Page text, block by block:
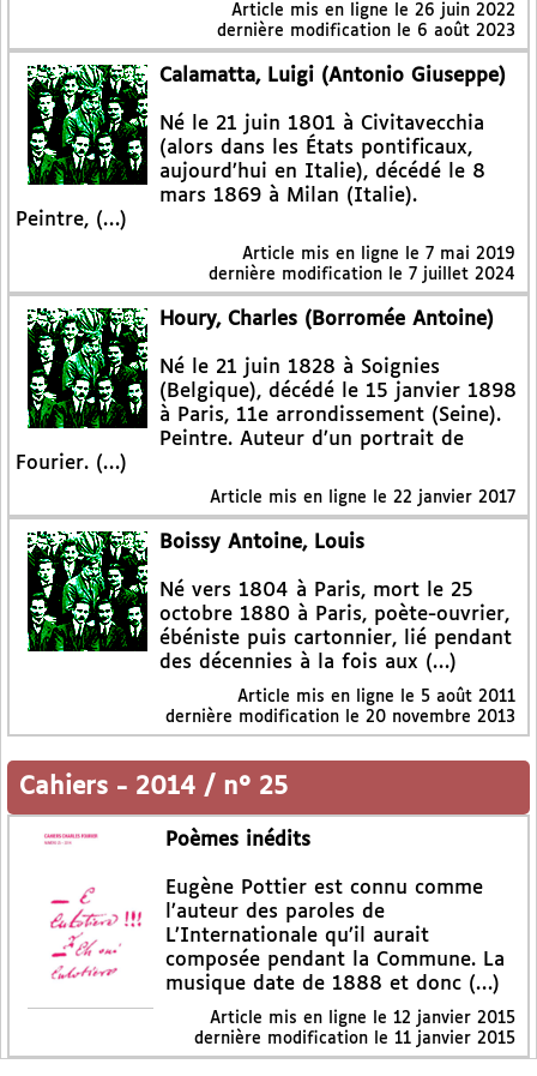
Article mis en ligne le 26 juin 2022
dernière modification le 6 août 2023
Calamatta, Luigi (Antonio Giuseppe)
Né le 21 juin 1801 à Civitavecchia
(alors dans les États pontificaux,
aujourd’hui en Italie), décédé le 8
mars 1869 à Milan (Italie).
Peintre, (…)
Article mis en ligne le 7 mai 2019
dernière modification le 7 juillet 2024
Houry, Charles (Borromée Antoine)
Né le 21 juin 1828 à Soignies
(Belgique), décédé le 15 janvier 1898
à Paris, 11e arrondissement (Seine).
Peintre. Auteur d’un portrait de
Fourier. (…)
Article mis en ligne le 22 janvier 2017
Boissy Antoine, Louis
Né vers 1804 à Paris, mort le 25
octobre 1880 à Paris, poète-ouvrier,
ébéniste puis cartonnier, lié pendant
des décennies à la fois aux (…)
Article mis en ligne le 5 août 2011
dernière modification le 20 novembre 2013
Cahiers - 2014 / n° 25
Poèmes inédits
Eugène Pottier est connu comme
l’auteur des paroles de
L’Internationale qu’il aurait
composée pendant la Commune. La
musique date de 1888 et donc (…)
Article mis en ligne le 12 janvier 2015
dernière modification le 11 janvier 2015